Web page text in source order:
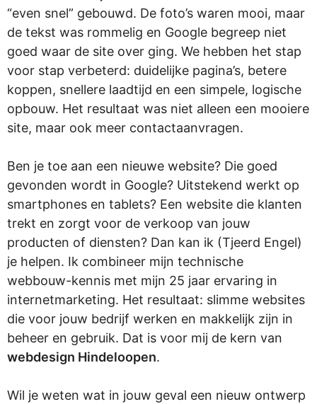
“even snel” gebouwd. De foto’s waren mooi, maar
de tekst was rommelig en Google begreep niet
goed waar de site over ging. We hebben het stap
voor stap verbeterd: duidelijke pagina’s, betere
koppen, snellere laadtijd en een simpele, logische
opbouw. Het resultaat was niet alleen een mooiere
site, maar ook meer contactaanvragen.
Ben je toe aan een nieuwe website? Die goed
gevonden wordt in Google? Uitstekend werkt op
smartphones en tablets? Een website die klanten
trekt en zorgt voor de verkoop van jouw
producten of diensten? Dan kan ik (Tjeerd Engel)
je helpen. Ik combineer mijn technische
webbouw-kennis met mijn 25 jaar ervaring in
internetmarketing. Het resultaat: slimme websites
die voor jouw bedrijf werken en makkelijk zijn in
beheer en gebruik. Dat is voor mij de kern van
webdesign Hindeloopen.
Wil je weten wat in jouw geval een nieuw ontwerp